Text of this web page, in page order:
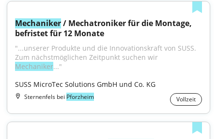
Mechaniker / Mechatroniker für die Montage,
befristet für 12 Monate
"...unserer Produkte und die Innovationskraft von SUSS.
Mechaniker..."
SUSS MicroTec Solutions GmbH und Co. KG
Sternenfels bei Pforzheim Vollzeit